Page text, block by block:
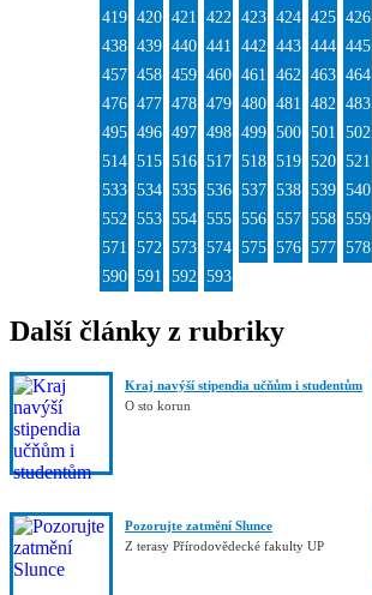
419 420 421 422 423 424 425 426
438 439 440 441 442 443 444 445
457 458 459 460 461 462 463 464
476 477 478 479 480 481 482 483
495 496 497 498 499 500 501 502
514 515 516 517 518 519 520 521
533 534 535 536 537 538 539 540
552 553 554 555 556 557 558 559
571 572 573 574 575 576 577 578
590 591 592 593
Další články z rubriky
Kraj navýší stipendia učňům i studentům
O sto korun
Pozorujte zatmění Slunce
Z terasy Přírodovědecké fakulty UP